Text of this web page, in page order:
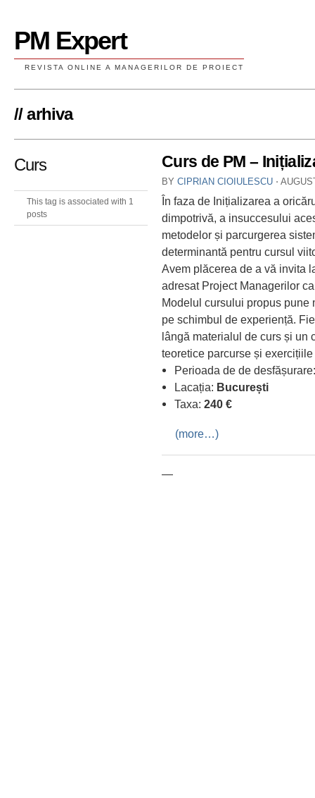
PM Expert
REVISTA ONLINE A MANAGERILOR DE PROIECT
// arhiva
Curs
This tag is associated with 1
posts
Curs de PM –
BY CIPRIAN CIOIULESCU ⋅
În faza de Inițializarea a
dimpotrivă, a insuccesului
metodelor și parcurgerea
determinantă pentru cursul
Avem plăcerea de a vă invita
adresat Project Managerilor
Modelul cursului propus pune
pe schimbul de experiență.
lângă materialul de curs și un
teoretice parcurse și
Perioada de de
Lacația: București
Taxa: 240 €
(more…)
—